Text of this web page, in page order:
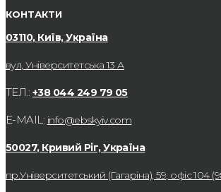
КОНТАКТИ
03110, Київ, Україна
вул, Університетська 13 А
ТЕЛ.: +38 044 249 79 05
E-MAIL: info@ebskyiv.com
50027, Кривий Ріг, Україна
пр.Університетський (Гагаріна), 59, офіс 104